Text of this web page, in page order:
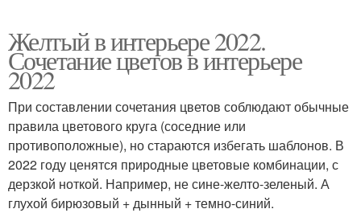
Желтый в интерьере 2022.
Сочетание цветов в интерьере
2022
При составлении сочетания цветов соблюдают обычные
правила цветового круга (соседние или
противоположные), но стараются избегать шаблонов. В
2022 году ценятся природные цветовые комбинации, с
дерзкой ноткой. Например, не сине-желто-зеленый. А
глухой бирюзовый + дынный + темно-синий.